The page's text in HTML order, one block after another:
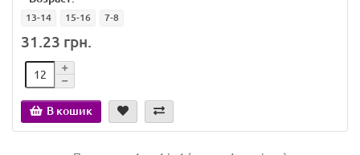
13-14 15-16 7-8
31.23 грн.
В кошик